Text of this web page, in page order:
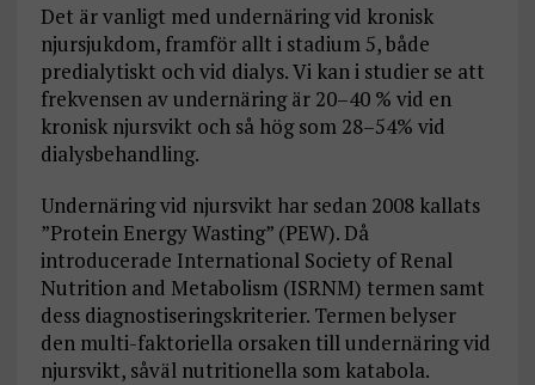
Det är vanligt med undernäring vid kronisk
njursjukdom, framför allt i stadium 5, både
predialytiskt och vid dialys. Vi kan i studier se att
frekvensen av undernäring är 20–40 % vid en
kronisk njursvikt och så hög som 28–54% vid
dialysbehandling.
Undernäring vid njursvikt har sedan 2008 kallats
”Protein Energy Wasting” (PEW). Då
introducerade International Society of Renal
Nutrition and Metabolism (ISRNM) termen samt
dess diagnostiseringskriterier. Termen belyser
den multi-faktoriella orsaken till undernäring vid
njursvikt, såväl nutritionella som katabola.